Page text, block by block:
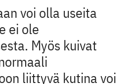
voi olla useita
ei ole
Myös kuivat
liittyvä kutina voi